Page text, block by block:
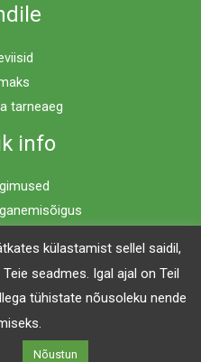
tarneaeg
info
| Powered by Mööblimaailm
külastamist sellel saidil,
seadmes. Igal ajal on Teil
tühistate nõusoleku nende
Nõustun